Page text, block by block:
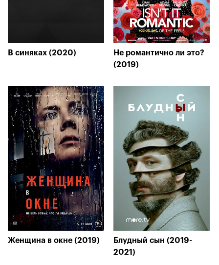
В синяках (2020)
Не романтично ли это?
(2019)
Женщина в окне (2019)
Блудный сын (2019-
2021)